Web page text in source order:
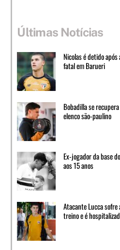
Últimas Notícias
Nicolas é detido
fatal em Barueri
Bobadilla se
elenco são-paulino
Ex-jogador da base
aos 15 anos
Atacante Lucca
treino e é